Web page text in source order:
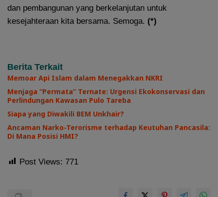
dan pembangunan yang berkelanjutan untuk
kesejahteraan kita bersama. Semoga. (*)
Berita Terkait
Memoar Api Islam dalam Menegakkan NKRI
Menjaga “Permata” Ternate: Urgensi Ekokonservasi dan
Perlindungan Kawasan Pulo Tareba
Siapa yang Diwakili BEM Unkhair?
Ancaman Narko-Terorisme terhadap Keutuhan Pancasila:
Di Mana Posisi HMI?
Post Views: 771